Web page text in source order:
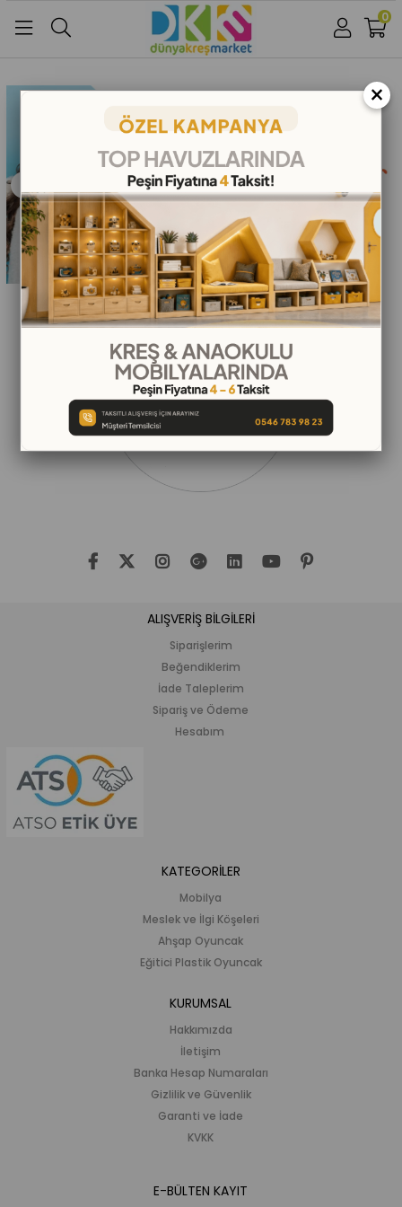
Google İle Bağlan
0
ALIŞVERİŞ BİLGİLERİ
Siparişlerim
Beğendiklerim
İade Taleplerim
Sipariş ve Ödeme
Hesabım
KATEGORİLER
Mobilya
Meslek ve İlgi Köşeleri
Ahşap Oyuncak
Eğitici Plastik Oyuncak
KURUMSAL
Hakkımızda
İletişim
Banka Hesap Numaraları
Gizlilik ve Güvenlik
Garanti ve İade
KVKK
E-BÜLTEN KAYIT
×